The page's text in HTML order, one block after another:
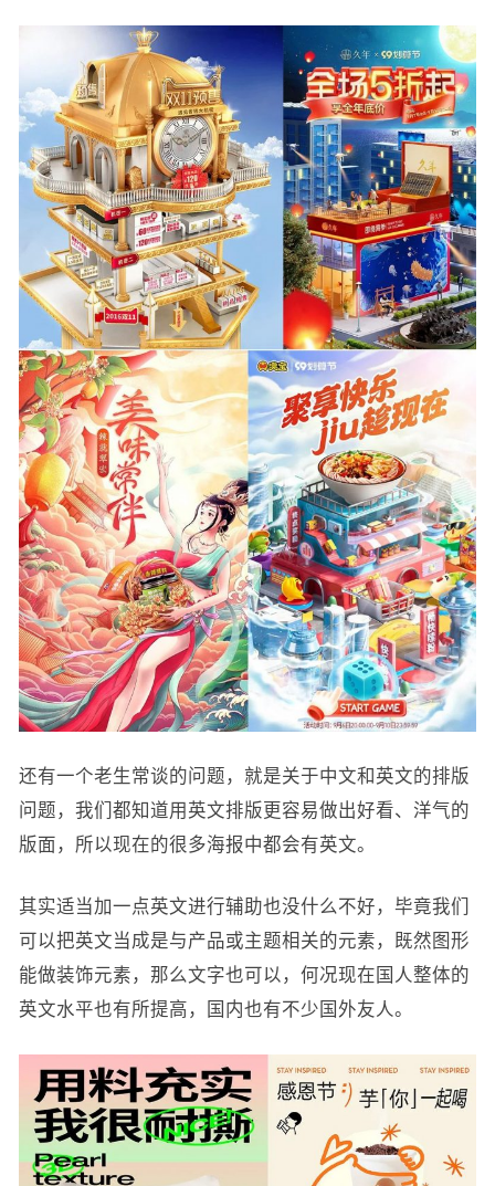
还有一个老生常谈的问题，就是关于中文和英文的排版
问题，我们都知道用英文排版更容易做出好看、洋气的
版面，所以现在的很多海报中都会有英文。
其实适当加一点英文进行辅助也没什么不好，毕竟我们
可以把英文当成是与产品或主题相关的元素，既然图形
能做装饰元素，那么文字也可以，何况现在国人整体的
英文水平也有所提高，国内也有不少国外友人。